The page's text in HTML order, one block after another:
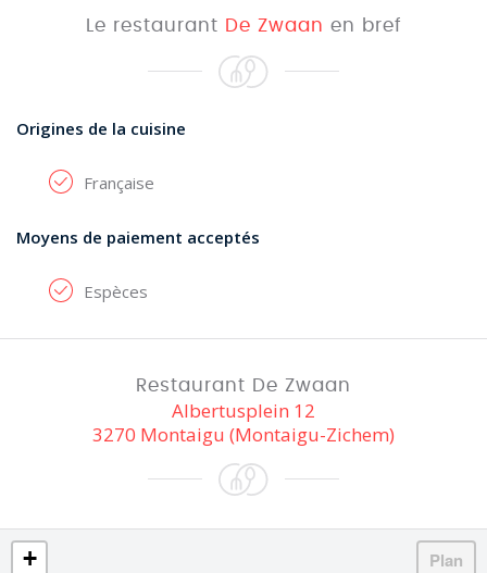
Le restaurant De Zwaan en bref
Origines de la cuisine
Française
Moyens de paiement acceptés
Espèces
Restaurant De Zwaan
Albertusplein 12
3270 Montaigu (Montaigu-Zichem)
+